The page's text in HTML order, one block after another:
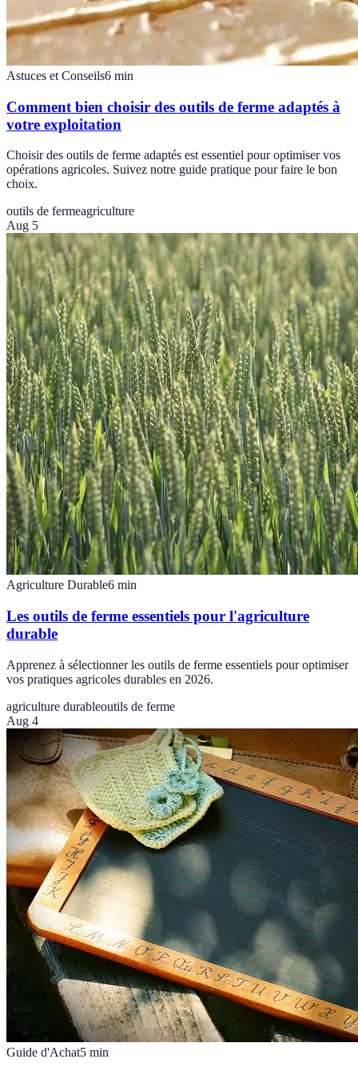
Astuces et Conseils6 min
Comment bien choisir des outils de ferme adaptés à
votre exploitation
Choisir des outils de ferme adaptés est essentiel pour optimiser vos
opérations agricoles. Suivez notre guide pratique pour faire le bon
choix.
outils de fermeagriculture
Aug 5
Agriculture Durable6 min
Les outils de ferme essentiels pour l'agriculture
durable
Apprenez à sélectionner les outils de ferme essentiels pour optimiser
vos pratiques agricoles durables en 2026.
agriculture durableoutils de ferme
Aug 4
Guide d'Achat5 min